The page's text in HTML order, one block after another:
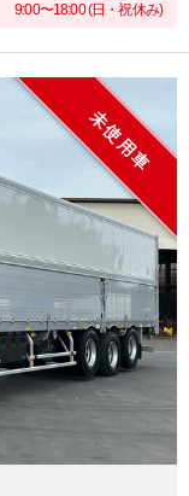
9:00〜18:00 (日・祝休み)
未使用車